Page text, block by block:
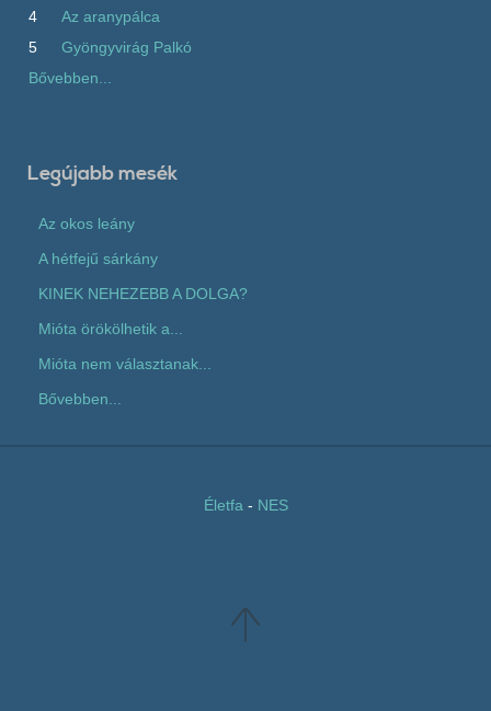
4
Az aranypálca
5
Gyöngyvirág Palkó
Bővebben...
Legújabb mesék
Az okos leány
A hétfejű sárkány
KINEK NEHEZEBB A DOLGA?
Mióta örökölhetik a...
Mióta nem választanak...
Bővebben...
Életfa - NES